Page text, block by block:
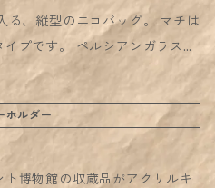
さい（使用しているバッグは、
柄のサンプルです）
る、縦型のエコバッグ。 マチは
ペルシアンガラスの
ラデーションで表現された、 当
サイズ：約W250xH
コットン100% 4.7オンス プリ
ェット印刷 地はホワイトでは
に近い「ナチュラル」色です。
ホルダー
ト博物館の収蔵品がアクリルキ